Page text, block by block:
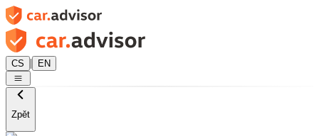
CS | EN
Zpět